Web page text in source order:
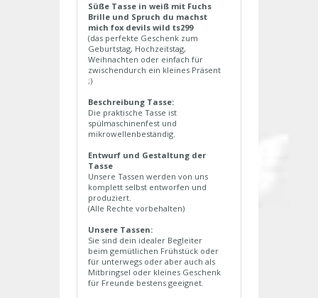
Süße Tasse in weiß mit Fuchs
Brille und Spruch du machst
mich fox devils wild ts299
(das perfekte Geschenk zum
Geburtstag, Hochzeitstag,
Weihnachten oder einfach für
zwischendurch ein kleines Präsent
;)
Beschreibung Tasse:
Die praktische Tasse ist
spülmaschinenfest und
mikrowellenbeständig.
Entwurf und Gestaltung der
Tasse
Unsere Tassen werden von uns
komplett selbst entworfen und
produziert.
(Alle Rechte vorbehalten)
Unsere Tassen:
Sie sind dein idealer Begleiter
beim gemütlichen Frühstück oder
für unterwegs oder aber auch als
Mitbringsel oder kleines Geschenk
für Freunde bestens geeignet.